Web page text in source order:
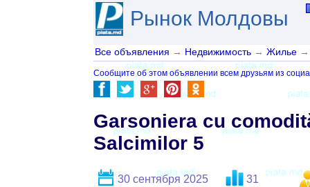
Рынок Молдовы
Все объявления → Недвижимость → Жилье →
Сообщите об этом объявлении всем друзьям из
Garsoniera cu
Salcimilor 5
30 сентября 2025 31